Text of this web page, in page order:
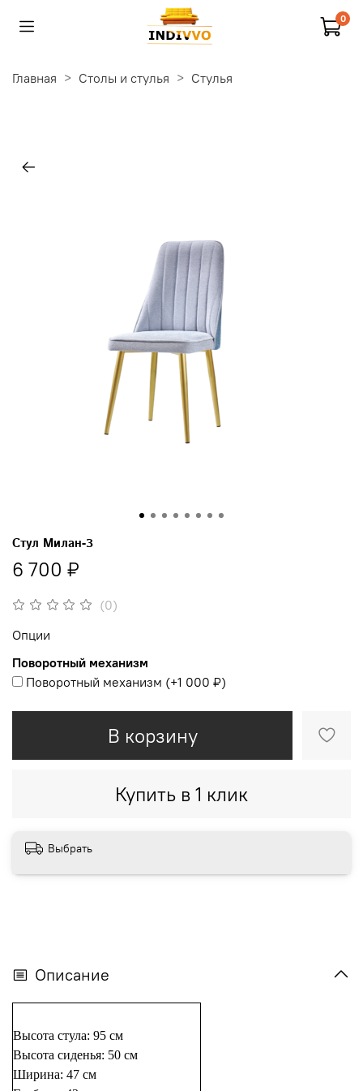
0
Главная Столы и стулья Стулья
(0)
Стул Милан-3
6 700 ₽
В корзину
Купить в 1 клик
Опции
Поворотный механизм
Поворотный механизм (+1 000 ₽)
Выбрать
Описание
Высота стула: 95 см
Высота сиденья: 50 см
Ширина: 47 см